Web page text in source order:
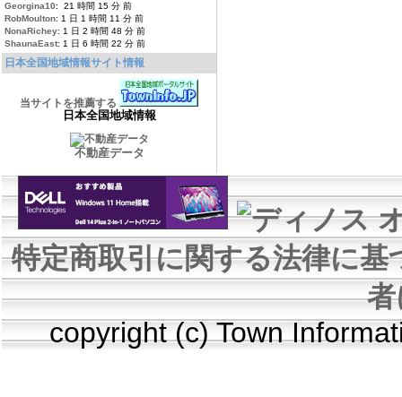
Georgina10: 21 時間 15 分 前
RobMoulton: 1 日 1 時間 11 分 前
NonaRichey: 1 日 2 時間 48 分 前
ShaunaEast: 1 日 6 時間 22 分 前
日本全国地域情報サイト情報
当サイトを推薦する
日本全国地域情報
不動産データ
特定商取引に関する法律に基
copyright (c) Town